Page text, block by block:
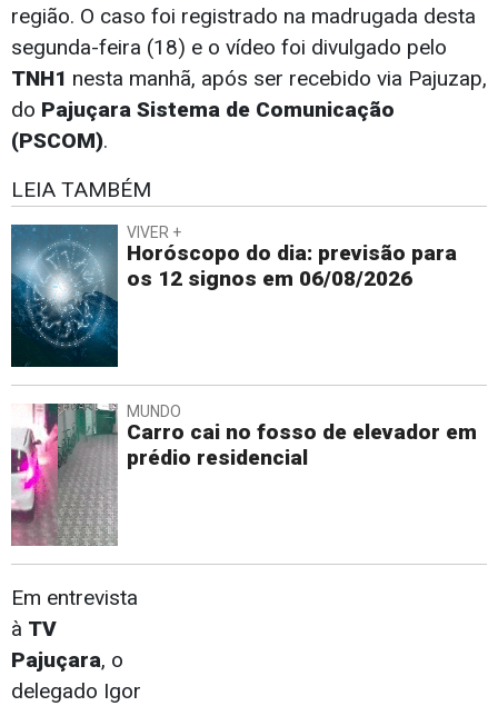
região. O caso foi registrado na madrugada desta
segunda-feira (18) e o vídeo foi divulgado pelo
TNH1 nesta manhã, após ser recebido via Pajuzap,
do Pajuçara Sistema de Comunicação
(PSCOM).
LEIA TAMBÉM
VIVER +
Horóscopo do dia: previsão para
os 12 signos em 06/08/2026
MUNDO
Carro cai no fosso de elevador em
prédio residencial
Em entrevista
à TV
Pajuçara, o
delegado Igor